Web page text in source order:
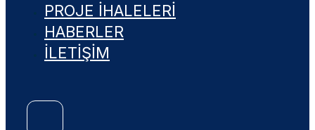
PROJE İHALELERİ
HABERLER
İLETİŞİM